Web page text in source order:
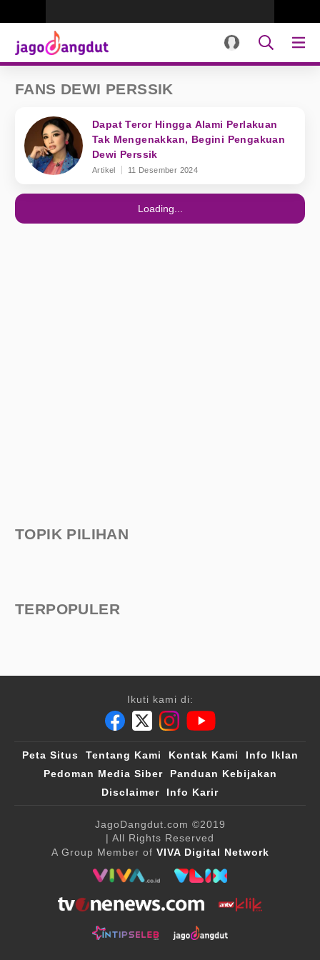
FANS DEWI PERSSIK
Dapat Teror Hingga Alami Perlakuan
Tak Mengenakkan, Begini Pengakuan
Dewi Perssik
Artikel 11 Desember 2024
Loading...
TOPIK PILIHAN
TERPOPULER
Ikuti kami di:
Peta Situs Tentang Kami Kontak Kami
Info Iklan
Pedoman Media Siber
Panduan Kebijakan
Disclaimer
Info Karir
JagoDangdut.com ©2019
| All Rights Reserved
A Group Member of VIVA Digital Network